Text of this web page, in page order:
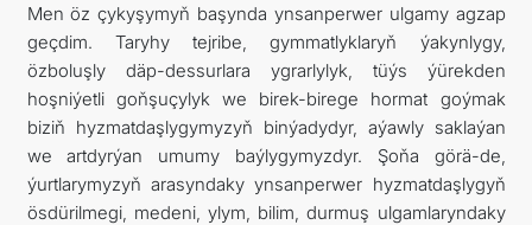
Men öz çykyşymyň başynda ynsanperwer ulgamy agzap
geçdim. Taryhy tejribe, gymmatlyklaryň ýakynlygy,
özboluşly däp-dessurlara ygrarlylyk, tüýs ýürekden
hoşniýetli goňşuçylyk we birek-birege hormat goýmak
biziň hyzmatdaşlygymyzyň binýadydyr, aýawly saklaýan
we artdyrýan umumy baýlygymyzdyr. Şoňa görä-de,
ýurtlarymyzyň arasyndaky ynsanperwer hyzmatdaşlygyň
ösdürilmegi, medeni, ylym, bilim, durmuş ulgamlaryndaky